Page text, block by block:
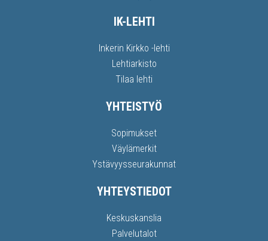
IK-LEHTI
Inkerin Kirkko -lehti
Lehtiarkisto
Tilaa lehti
YHTEISTYÖ
Sopimukset
Väylämerkit
Ystävyysseurakunnat
YHTEYSTIEDOT
Keskuskanslia
Palvelutalot